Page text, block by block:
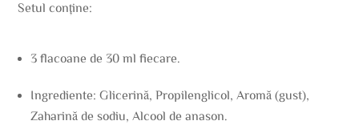
Setul conține:
3 flacoane de 30 ml fiecare.
Ingrediente: Glicerină, Propilenglicol, Aromă (gust),
Zaharină de sodiu, Alcool de anason.